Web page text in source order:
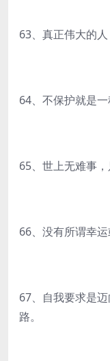
63、真正伟大的
64、不保护就是
65、世上无难事，
66、没有所谓幸
67、自我要求是
路。